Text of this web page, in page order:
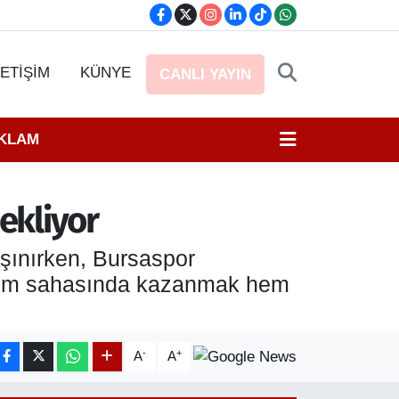
KÜNYE CANLI YAYIN
Bursaspor
sahasında kazanmak hem
A- A+